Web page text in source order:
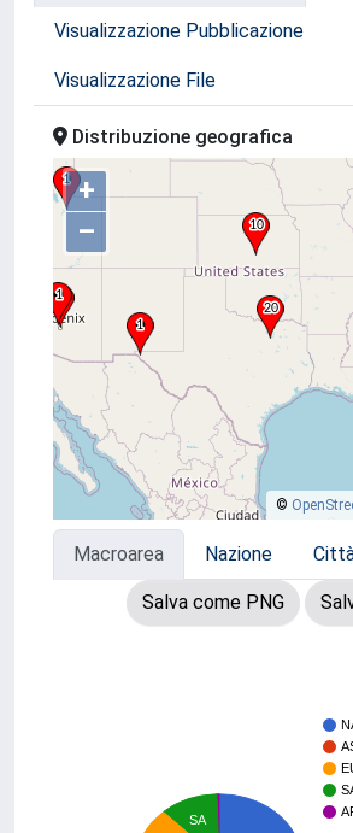
Visualizzazione Pubblicazione
Visualizzazione File
Distribuzione geografica
+
–
©
Macroarea Nazione
Salva come PNG
SA